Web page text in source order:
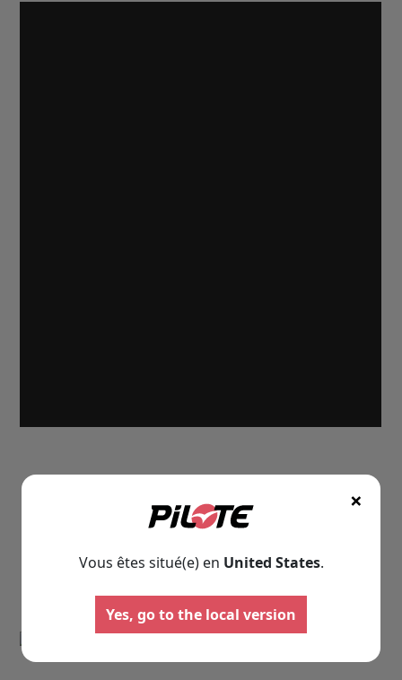
Technische Informatie
×
Vous êtes situé(e) en United States.
Yes, go to the local version